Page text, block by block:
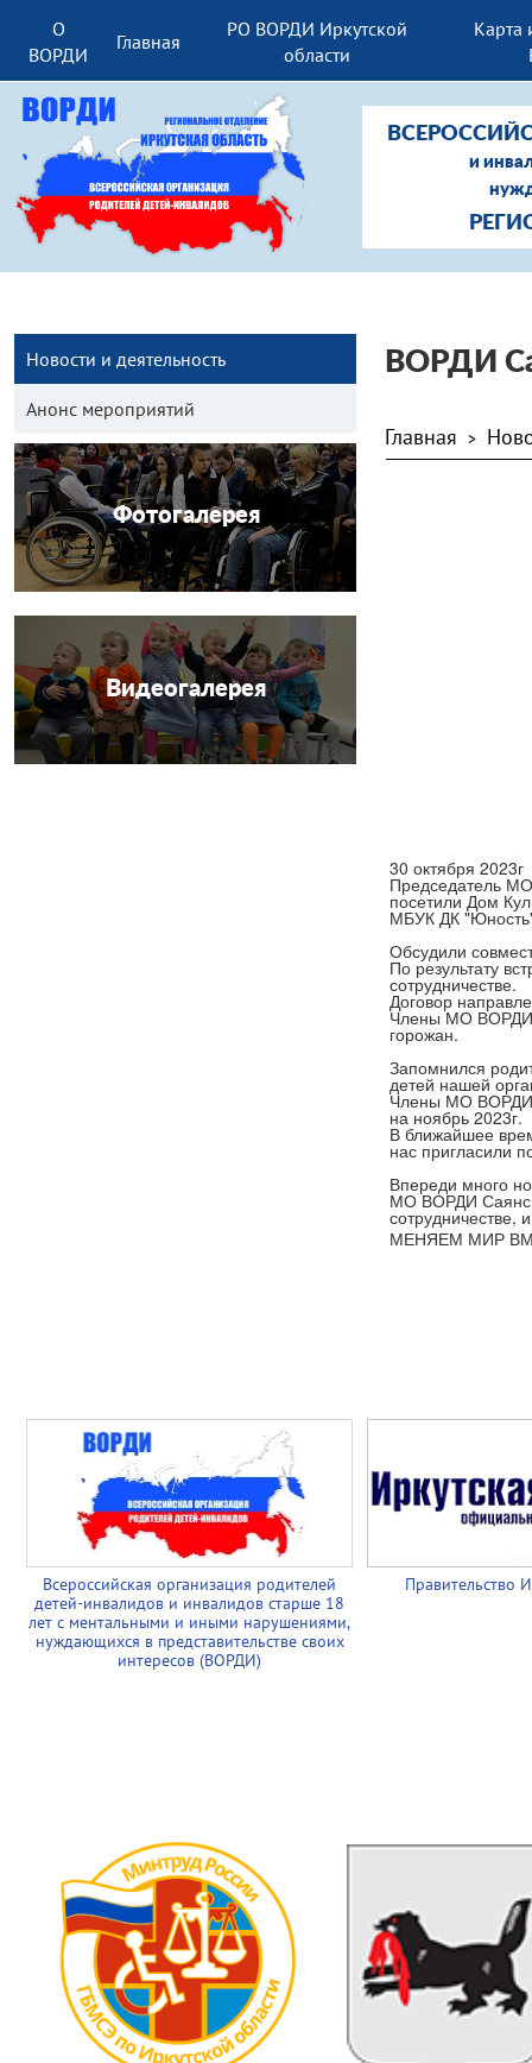
О
ВОРДИ
Главная
РО ВОРДИ Иркутской
области
Карта
и
Новости и деятельность
Анонс мероприятий
Фотогалерея
Видеогалерея
ВОРДИ
Главная >
30 октября 2023г
Председатель
посетили Дом
МБУК ДК
Обсудили
По результату
сотрудничестве.
Договор
Члены МО ВОРДИ
горожан.
Запомнился
детей нашей
Члены МО ВОРДИ
на ноябрь 2023г.
В ближайшее
нас пригласили
Впереди много
МО ВОРДИ Саянск
сотрудничестве,
МЕНЯЕМ МИР
Всероссийская организация родителей
детей-инвалидов и инвалидов старше 18
лет с ментальными и иными нарушениями,
нуждающихся в представительстве своих
интересов (ВОРДИ)
Правительство